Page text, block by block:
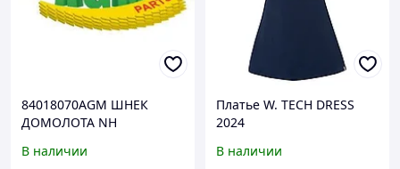
84018070AGM ШНЕК
ДОМОЛОТА NH
В наличии
Платье W. TECH DRESS
2024
В наличии